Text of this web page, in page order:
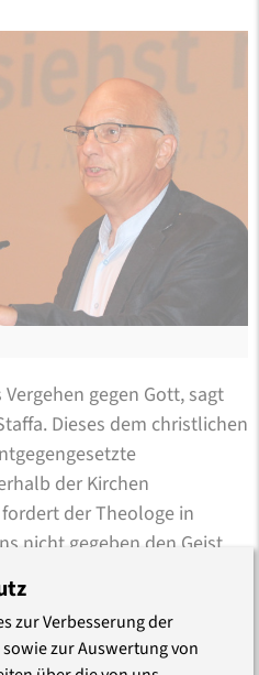
gegen Gott, sagt
Dieses dem christlichen
der Kirchen
der Theologe in
nicht gegeben den Geist
Materialheft der
in kirchlichen
Argumente ins
zur Verbesserung der
zur Auswertung von